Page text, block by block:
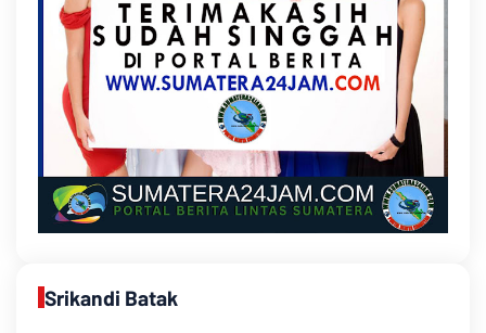
Srikandi Batak